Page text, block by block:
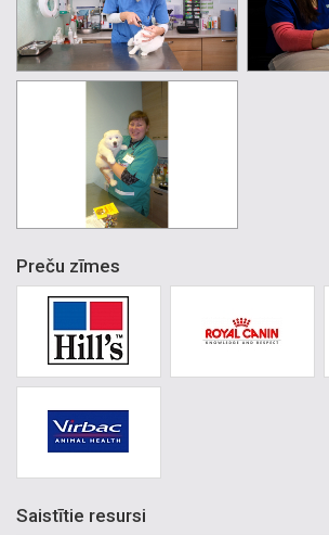
Preču zīmes
Saistītie resursi